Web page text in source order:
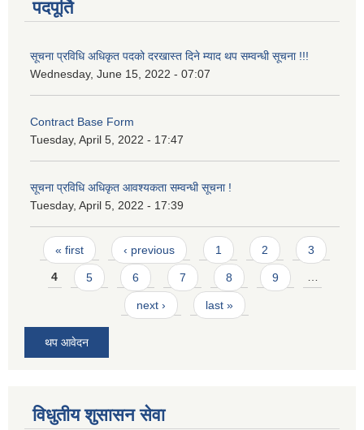
पदपूर्ति
सूचना प्रविधि अधिकृत पदको दरखास्त दिने म्याद थप सम्वन्धी सूचना !!!
Wednesday, June 15, 2022 - 07:07
Contract Base Form
Tuesday, April 5, 2022 - 17:47
सूचना प्रविधि अधिकृत आवश्यकता सम्वन्धी सूचना !
Tuesday, April 5, 2022 - 17:39
Pages
« first ‹ previous 1 2 3
4 5 6 7 8 9 …
next › last »
थप आवेदन
विधुतीय शुसासन सेवा